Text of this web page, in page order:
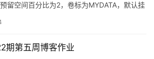
留空间百分比为2，卷标为MYDATA，默认挂
期第五周博客作业